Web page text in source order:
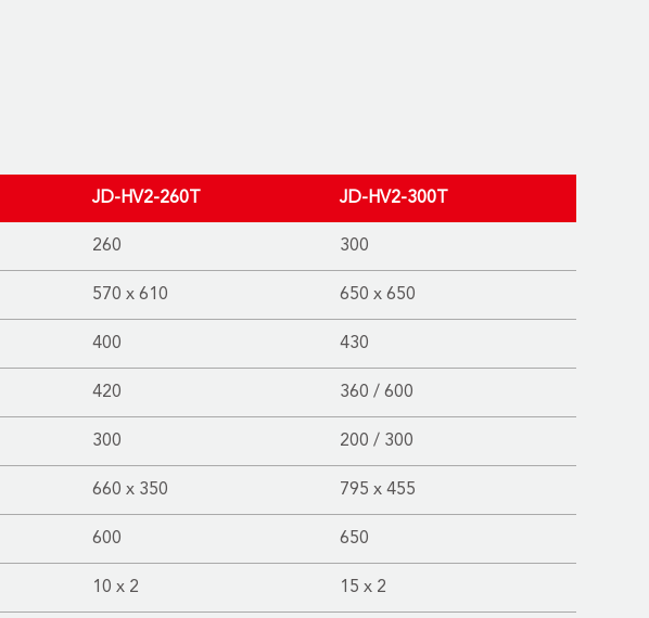
JD-HV2-260T JD-HV2-300T
260 300
570 x 610 650 x 650
400 430
420 360 / 600
300 200 / 300
660 x 350 795 x 455
600 650
10 x 2 15 x 2